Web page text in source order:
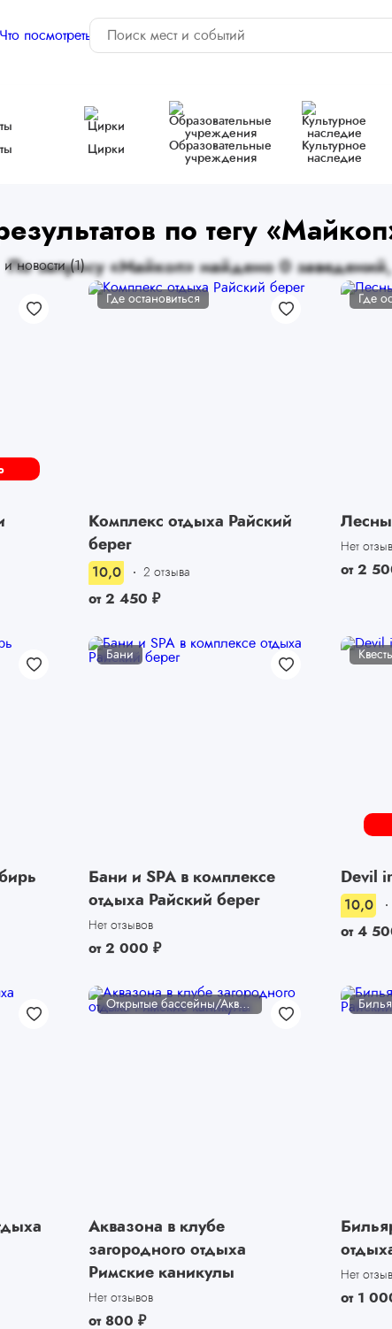
Цирки
Образовательные
учреждения
Культурное
наследие
по тегу
и новости (1)
По запросу «Майкоп» найдено 0 заведений,
Где остановиться
Комплекс отдыха Райский
берег
10,0 2 отзыва
от 2 450 ₽
Где
Нет
от 2
Бани
Бани и SPA в комплексе
отдыха Райский берег
Нет отзывов
от 2 000 ₽
Devil
10,0
от 4
Аквазона в клубе
загородного отдыха
Римские каникулы
Нет отзывов
от 800 ₽
Нет
от 1